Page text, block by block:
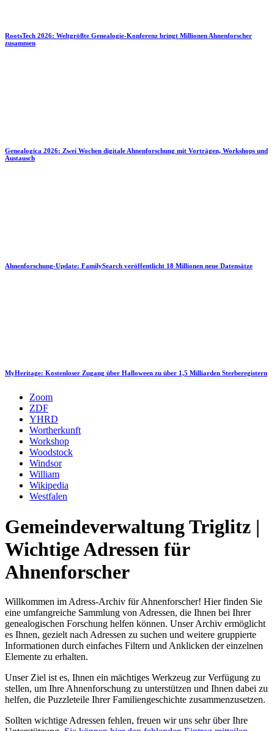
RootsTech 2026: Weltgrößte Genealogie-Konferenz bringt Millionen Ahnenforscher
zusammen
Genealogica 2026: Zwei Wochen digitale Ahnenforschung mit Vorträgen, Workshops und
Austausch
Ahnenforschung-Update: FamilySearch veröffentlicht 18 Millionen neue Datensätze
MyHeritage: Kostenloser Zugang über Halloween zu über 1,5 Milliarden Sterberegistern
Zoom
ZDF
YHRD
Wortherkunft
Workshop
Woodstock
Windsor
William
Wikipedia
Westfalen
Gemeindeverwaltung Triglitz |
Wichtige Adressen für
Ahnenforscher
Willkommen im Adress-Archiv für Ahnenforscher! Hier finden Sie
eine umfangreiche Sammlung von Adressen, die Ihnen bei Ihrer
genealogischen Forschung helfen können. Unser Archiv ermöglicht
es Ihnen, gezielt nach Adressen zu suchen und weitere gruppierte
Informationen durch einfaches Filtern und Anklicken der einzelnen
Elemente zu erhalten.
Unser Ziel ist es, Ihnen ein mächtiges Werkzeug zur Verfügung zu
stellen, um Ihre Ahnenforschung zu unterstützen und Ihnen dabei zu
helfen, die Puzzleteile Ihrer Familiengeschichte zusammenzusetzen.
Sollten wichtige Adressen fehlen, freuen wir uns sehr über Ihre